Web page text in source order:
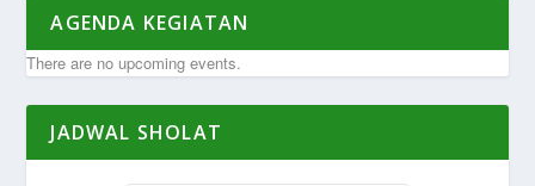
AGENDA KEGIATAN
There are no upcoming events.
JADWAL SHOLAT